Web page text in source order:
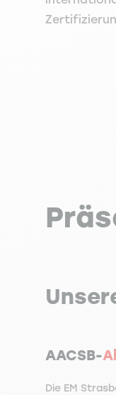
AACSB-
Die EM